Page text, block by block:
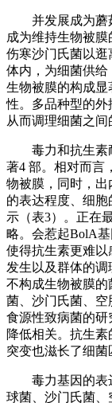
并发展成为蘑菇
成为维持生物被
伤寒沙门氏菌以
体内，为细菌供给
生物被膜的构成
性。多品种型的外
从而调理细菌之间
毒力和抗生素耐
著4 部。相对而言
物被膜，同时，出
的表达程度、细
示（表3）。正在
略。会惹起BolA基
使得抗生素更难
发生以及群体的
不构成生物被膜的
菌、沙门氏菌、
食源性致病菌的
降低相关。抗生
突变也滋长了细菌
毒力基因的表达
球菌、沙门氏菌